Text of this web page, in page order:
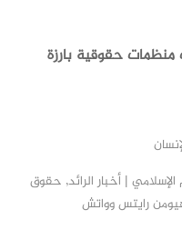
حقوقية بارزة
الإسلامي | أخبار الرائد, حقوق
رايتس وواتش